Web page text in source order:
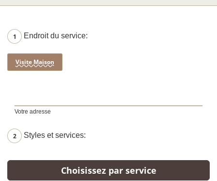
1 Endroit du service:
Visite Maison
Votre adresse
2 Styles et services:
Choisissez par service